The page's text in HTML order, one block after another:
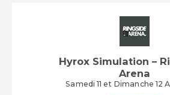
Hyrox Simulation –
Arena
Samedi 11 et Dimanche 12